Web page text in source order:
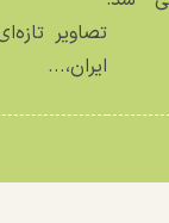
تصاویر
ایران،...